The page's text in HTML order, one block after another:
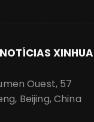
XINHUA
Ouest, 57
Beijing, China